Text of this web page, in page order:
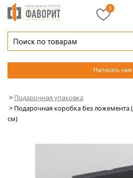
Написать нам
0
> Подарочная упаковка
> Подарочная коробка без ложемента
см)